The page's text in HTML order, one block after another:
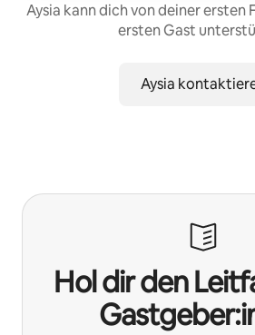
Aysia kann dich von deiner ersten
ersten Gast
Aysia
Hol dir den